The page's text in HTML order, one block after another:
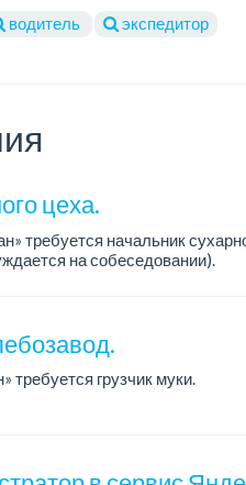
водитель
экспедитор
цеха.
требуется начальник
на собеседовании).
грузчик муки.